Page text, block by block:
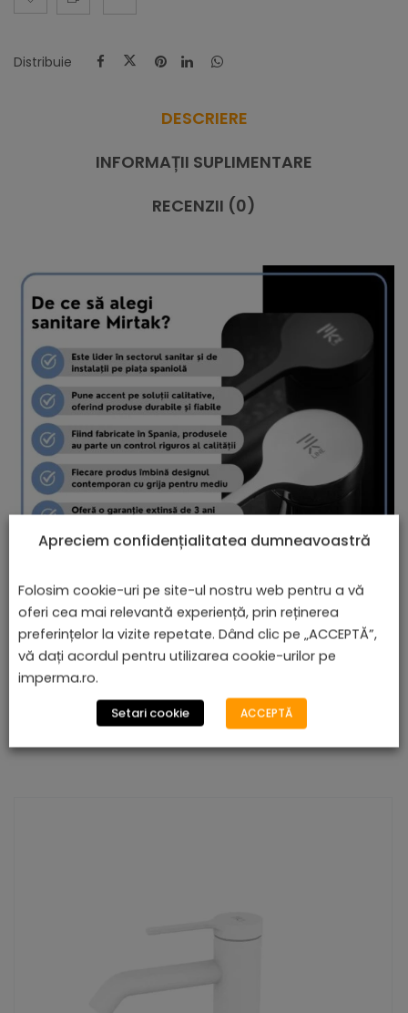
Distribuie
DESCRIERE
INFORMAȚII SUPLIMENTARE
RECENZII (0)
PRODUSE ASEMĂNĂTOARE
Apreciem confidențialitatea dumneavoastră
Folosim cookie-uri pe site-ul nostru web pentru a vă
oferi cea mai relevantă experiență, prin reținerea
preferințelor la vizite repetate. Dând clic pe „ACCEPTĂ”,
vă dați acordul pentru utilizarea cookie-urilor pe
imperma.ro.
Setari cookie ACCEPTĂ